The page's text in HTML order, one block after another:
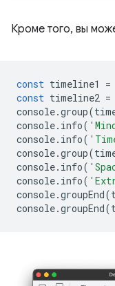
Кроме того, вы
const timeline1 =
const timeline2 =
console.group(
console. info(
console. info(
console.group(
console. info(
console. info(
console.groupEnd(
console.groupEnd(